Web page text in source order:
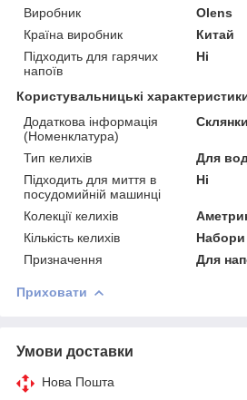
Виробник
Olens
Країна виробник
Китай
Підходить для гарячих
напоїв
Ні
Користувальницькі
Додаткова інформація
(Номенклатура)
Склянки
Тип келихів
Для
Підходить для миття в
посудомийній машинці
Ні
Колекції келихів
Кількість келихів
Набори
Призначення
Для
Приховати
Умови доставки
Нова Пошта